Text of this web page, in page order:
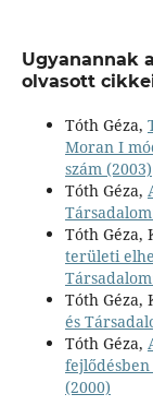
Ugyanannak
olvasott
Tóth Géza,
Moran I
szám (2003)
Tóth Géza,
Tóth Géza,
területi
Tóth Géza,
és
Tóth Géza,
fejlődésben
(2000)